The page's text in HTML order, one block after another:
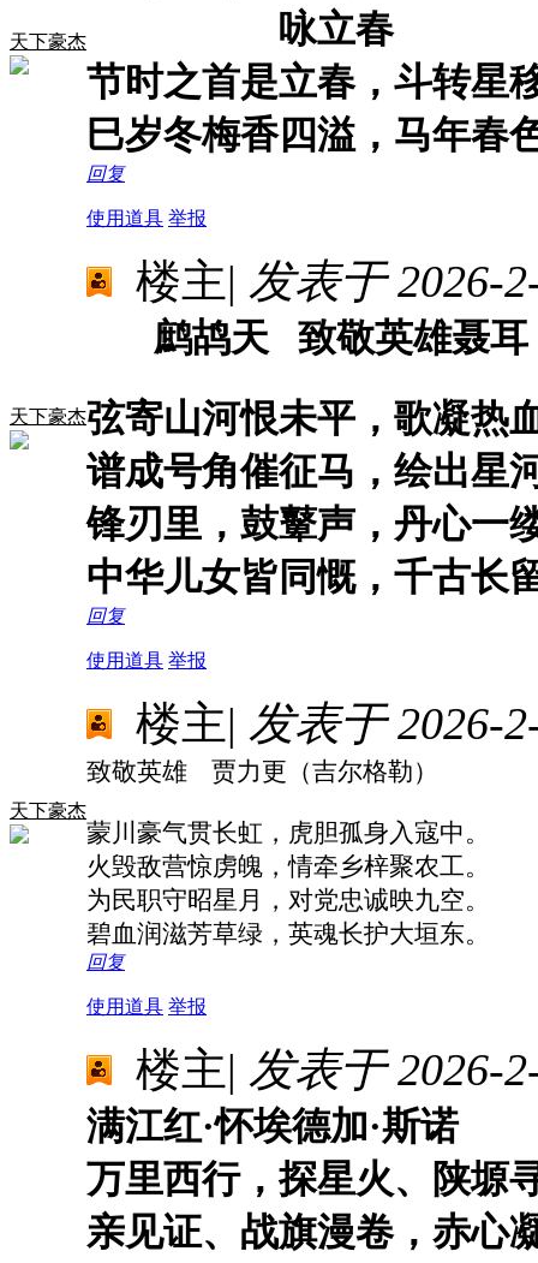
天下豪杰
咏立春
节时之首是立春，斗转星
巳岁冬梅香四溢，马年春
回复
使用道具 举报
天下豪杰
楼主| 发表于 2026-
鹧鸪天 致敬英雄聂耳
弦寄山河恨未平，歌凝热
谱成号角催征马，绘出星
锋刃里，鼓鼙声，丹心一
中华儿女皆同慨，千古长
回复
使用道具 举报
天下豪杰
楼主| 发表于 2026-
致敬英雄 贾力更（吉尔格勒）
蒙川豪气贯长虹，虎胆孤身入寇中。
火毁敌营惊虏魄，情牵乡梓聚农工。
为民职守昭星月，对党忠诚映九空。
碧血润滋芳草绿，英魂长护大垣东。
回复
使用道具 举报
楼主| 发表于 2026-
满江红·怀埃德加·斯诺
万里西行，探星火、陕塬
亲见证、战旗漫卷，赤心